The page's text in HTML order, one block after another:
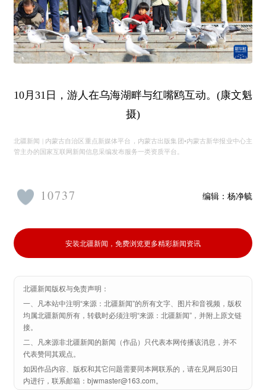
10月31日，游人在乌海湖畔与红嘴鸥互动。(康文魁
摄)
北疆新闻 | 内蒙古自治区重点新媒体平台，内蒙古出版集团•内蒙古新华报业中心主
管主办的国家互联网新闻信息采编发布服务一类资质平台。
编辑： 杨净毓
10737
安装北疆新闻，免费浏览更多精彩新闻资讯
北疆新闻版权与免责声明：
一、凡本站中注明“来源：北疆新闻”的所有文字、图片和音视频，版权
均属北疆新闻所有，转载时必须注明“来源：北疆新闻”，并附上原文链
接。
二、凡来源非北疆新闻的新闻（作品）只代表本网传播该消息，并不
代表赞同其观点。
如因作品内容、版权和其它问题需要同本网联系的，请在见网后30日
内进行，联系邮箱：bjwmaster@163.com。